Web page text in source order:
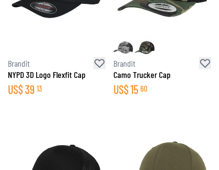
Brandit
NYPD 3D Logo Flexfit Cap
US$39 13
Brandit
Camo Trucker Cap
US$15 60